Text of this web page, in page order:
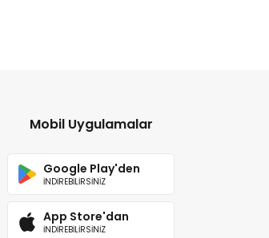
Mobil Uygulamalar
Google Play'den
İNDİREBİLİRSİNİZ
App Store'dan
İNDİREBİLİRSİNİZ